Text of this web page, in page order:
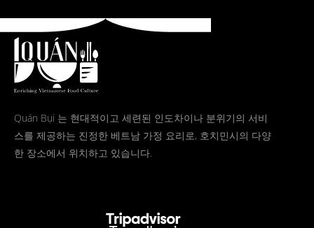
Quán Bụi 는 현대적이고 세련된 인도차이나 분위기의 서비
스를 제공하는 진정한 베트남 가정 요리로, 호치민시의 다양
한 장소에서 위치하고 있습니다.